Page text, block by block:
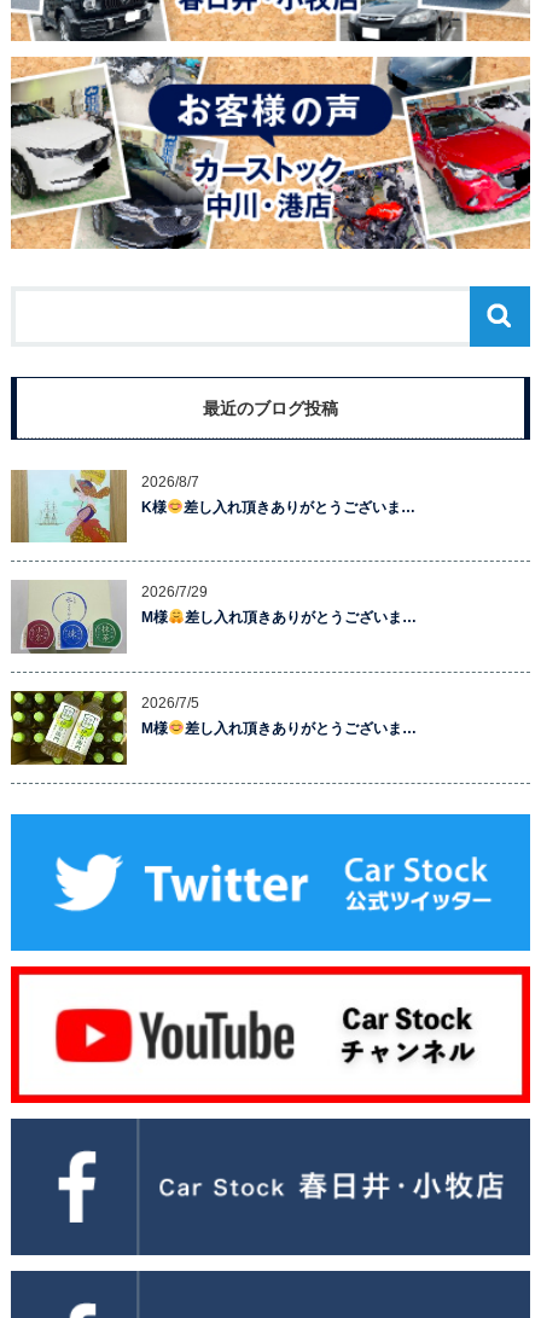
最近のブログ投稿
2026/8/7
K様
差し入れ頂きありがとうございま…
2026/7/29
M様
差し入れ頂きありがとうございま…
2026/7/5
M様
差し入れ頂きありがとうございま…